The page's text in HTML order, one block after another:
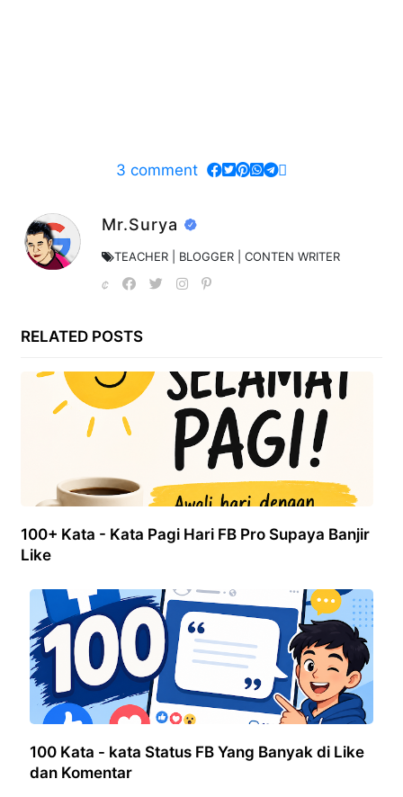
3 comment
Mr.Surya
TEACHER | BLOGGER | CONTEN WRITER
RELATED POSTS
100+ Kata - Kata Pagi Hari FB Pro Supaya Banjir
Like
100 Kata - kata Status FB Yang Banyak di Like
dan Komentar